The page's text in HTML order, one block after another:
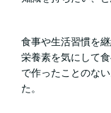
食事や生活習慣を
栄養素を気にして
で作ったことのな
た。